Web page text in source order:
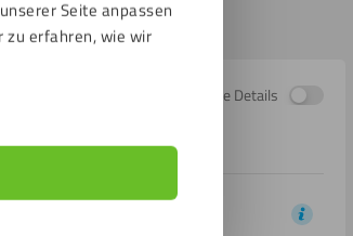
Seite anpassen
zu erfahren, wie wir
Zeige Details